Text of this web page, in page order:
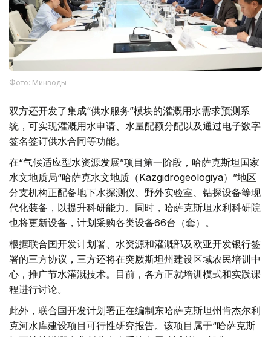
Фото: Минводы
双方还开发了集成“供水服务”模块的灌溉用水需求预测系
统，可实现灌溉用水申请、水量配额分配以及通过电子数字
签名签订供水合同等功能。
在“气候适应型水资源发展”项目第一阶段，哈萨克斯坦国家
水文地质局“哈萨克水文地质（Kazgidrogeologiya）”地区
分支机构正配备地下水探测仪、野外实验室、钻探设备等现
代化装备，以提升科研能力。同时，哈萨克斯坦水利科研院
也将更新设备，计划采购各类设备66台（套）。
根据联合国开发计划署、水资源和灌溉部及欧亚开发银行签
署的三方协议，三方还将在突厥斯坦州建设区域农民培训中
心，推广节水灌溉技术。目前，各方正就培训模式和实践课
程进行讨论。
此外，联合国开发计划署正在编制东哈萨克斯坦州肯杰尔利
克河水库建设项目可行性研究报告。该项目属于“哈萨克斯